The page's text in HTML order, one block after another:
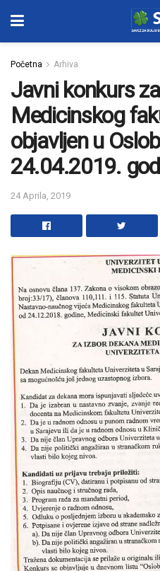
Početna Arhiva
Javni konkurs
Medicinskog
objavljen u
24.04.2019.
24 Aprila, 2019